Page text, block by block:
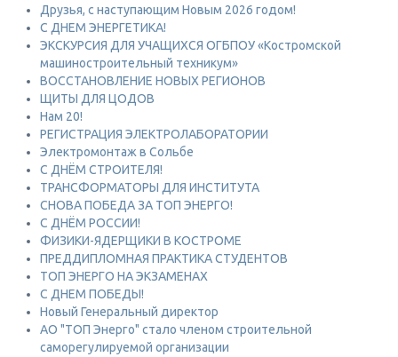
Друзья, с наступающим Новым 2026 годом!
С ДНЕМ ЭНЕРГЕТИКА!
ЭКСКУРСИЯ ДЛЯ УЧАЩИХСЯ ОГБПОУ «Костромской
машиностроительный техникум»
ВОССТАНОВЛЕНИЕ НОВЫХ РЕГИОНОВ
ЩИТЫ ДЛЯ ЦОДОВ
Нам 20!
РЕГИСТРАЦИЯ ЭЛЕКТРОЛАБОРАТОРИИ
Электромонтаж в Сольбе
С ДНЁМ СТРОИТЕЛЯ!
ТРАНСФОРМАТОРЫ ДЛЯ ИНСТИТУТА
СНОВА ПОБЕДА ЗА ТОП ЭНЕРГО!
С ДНЁМ РОССИИ!
ФИЗИКИ-ЯДЕРЩИКИ В КОСТРОМЕ
ПРЕДДИПЛОМНАЯ ПРАКТИКА СТУДЕНТОВ
ТОП ЭНЕРГО НА ЭКЗАМЕНАХ
С ДНЕМ ПОБЕДЫ!
Новый Генеральный директор
АО "ТОП Энерго" стало членом строительной
саморегулируемой организации